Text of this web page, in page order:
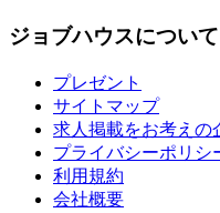
ジョブハウスについて
プレゼント
サイトマップ
求人掲載をお考えの
プライバシーポリシ
利用規約
会社概要